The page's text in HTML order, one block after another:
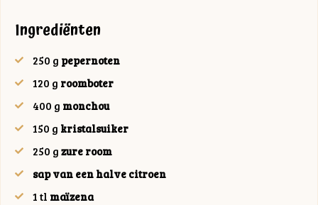
Ingrediënten
250 g pepernoten
120 g roomboter
400 g monchou
150 g kristalsuiker
250 g zure room
sap van een halve citroen
1 tl maïzena